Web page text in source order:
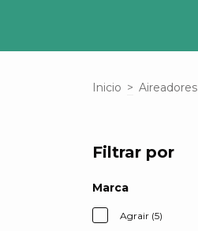
Inicio > Aireadores
Filtrar por
Marca
Agrair (5)